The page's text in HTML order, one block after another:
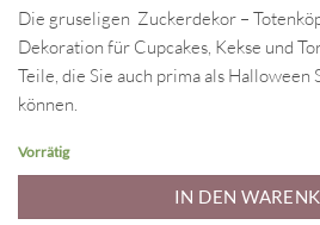
Die gruseligen Zuckerdekor –
Dekoration für Cupcakes, Kekse und
Teile, die Sie auch prima als Halloween
können.
Vorrätig
IN DEN